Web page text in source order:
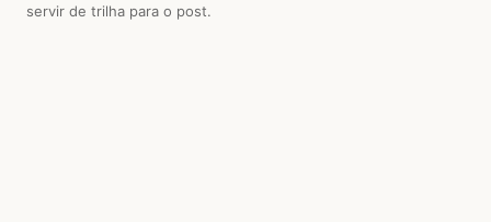
servir de trilha para o post.